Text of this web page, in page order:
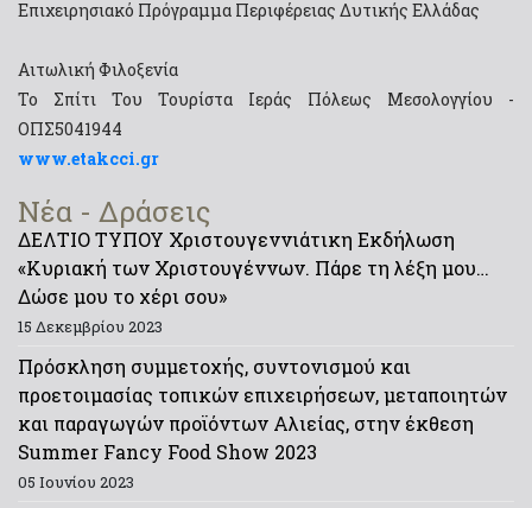
Επιχειρησιακό Πρόγραμμα Περιφέρειας Δυτικής Ελλάδας
Αιτωλική Φιλοξενία
Το Σπίτι Του Τουρίστα Ιεράς Πόλεως Μεσολογγίου -
ΟΠΣ5041944
www.etakcci.gr
Νέα - Δράσεις
ΔΕΛΤΙΟ ΤΥΠΟΥ Χριστουγεννιάτικη Εκδήλωση
«Κυριακή των Χριστουγέννων. Πάρε τη λέξη μου…
Δώσε μου το χέρι σου»
15 Δεκεμβρίου 2023
Πρόσκληση συμμετοχής, συντονισμού και
προετοιμασίας τοπικών επιχειρήσεων, μεταποιητών
και παραγωγών προϊόντων Αλιείας, στην έκθεση
Summer Fancy Food Show 2023
05 Ιουνίου 2023